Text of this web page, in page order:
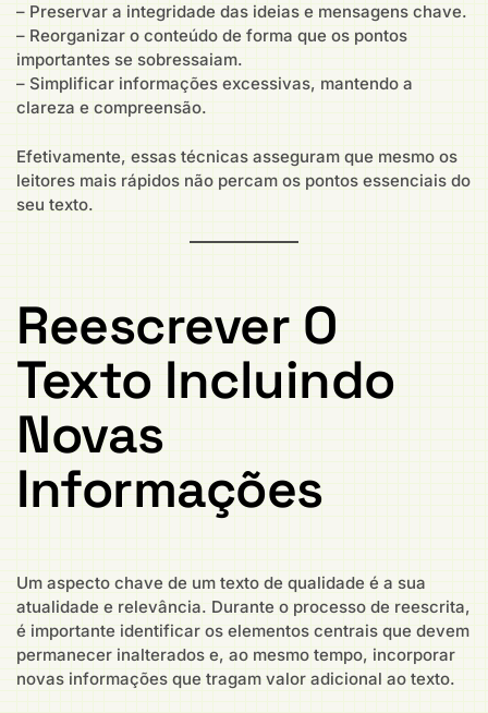
– Preservar a integridade das ideias e mensagens chave.
– Reorganizar o conteúdo de forma que os pontos
importantes se sobressaiam.
– Simplificar informações excessivas, mantendo a
clareza e compreensão.
Efetivamente, essas técnicas asseguram que mesmo os
leitores mais rápidos não percam os pontos essenciais do
seu texto.
Reescrever O
Texto Incluindo
Novas
Informações
Um aspecto chave de um texto de qualidade é a sua
atualidade e relevância. Durante o processo de reescrita,
é importante identificar os elementos centrais que devem
permanecer inalterados e, ao mesmo tempo, incorporar
novas informações que tragam valor adicional ao texto.